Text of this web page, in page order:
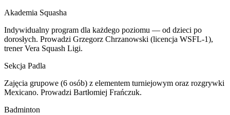
Akademia Squasha
Indywidualny program dla każdego poziomu — od dzieci po
dorosłych. Prowadzi Grzegorz Chrzanowski (licencja WSFL-1),
trener Vera Squash Ligi.
Sekcja Padla
Zajęcia grupowe (6 osób) z elementem turniejowym oraz rozgrywki
Mexicano. Prowadzi Bartłomiej Frańczuk.
Badminton